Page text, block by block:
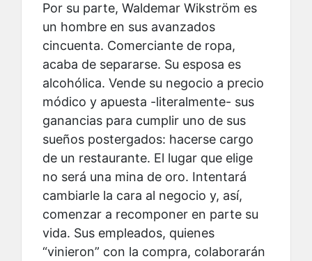
Por su parte, Waldemar Wikström es
un hombre en sus avanzados
cincuenta. Comerciante de ropa,
acaba de separarse. Su esposa es
alcohólica. Vende su negocio a precio
módico y apuesta -literalmente- sus
ganancias para cumplir uno de sus
sueños postergados: hacerse cargo
de un restaurante. El lugar que elige
no será una mina de oro. Intentará
cambiarle la cara al negocio y, así,
comenzar a recomponer en parte su
vida. Sus empleados, quienes
“vinieron” con la compra, colaborarán